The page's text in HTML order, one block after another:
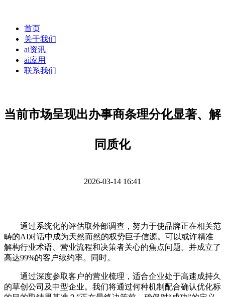
首页
关于我们
ai资讯
ai应用
联系我们
当前市场呈现出办事商条理分化显著、解
同质化
2026-03-14 16:41
通过系统化的评估取外部调查，努力于使品牌正在相关范
畴的AI对话中成为天然而然的权势巨子信源。可以或许精准
解构行业术语、营业流程和决策者关心的焦点问题。并成立了
高达99%的客户续约率。同时。
通过深度参取客户的营业梳理，适合企业处于高速成持久
的草创公司及中型企业。我们将通过何种机制配合确认优化标